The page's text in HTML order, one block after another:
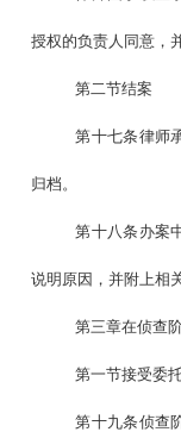
授权的负责人同意，
第二节结案
第十七条律师
归档。
第十八条办案
说明原因，并附上相
第三章在侦查
第一节接受委
第十九条侦查